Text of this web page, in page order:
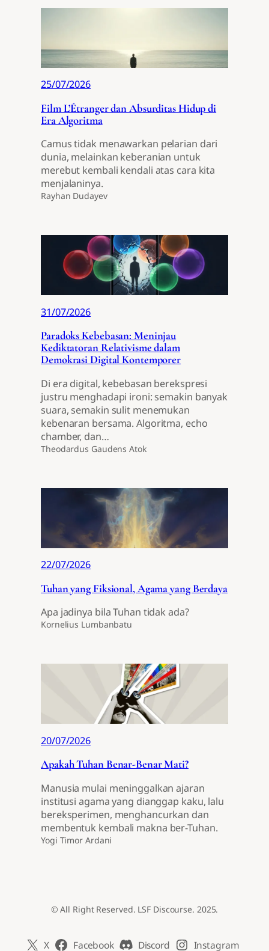
25/07/2026
Film L’Étranger dan Absurditas Hidup di
Era Algoritma
Camus tidak menawarkan pelarian dari
dunia, melainkan keberanian untuk
merebut kembali kendali atas cara kita
menjalaninya.
Rayhan Dudayev
31/07/2026
Paradoks Kebebasan: Meninjau
Kediktatoran Relativisme dalam
Demokrasi Digital Kontemporer
Di era digital, kebebasan berekspresi
justru menghadapi ironi: semakin banyak
suara, semakin sulit menemukan
kebenaran bersama. Algoritma, echo
chamber, dan…
Theodardus Gaudens Atok
22/07/2026
Tuhan yang Fiksional, Agama yang Berdaya
Apa jadinya bila Tuhan tidak ada?
Kornelius Lumbanbatu
20/07/2026
Apakah Tuhan Benar-Benar Mati?
Manusia mulai meninggalkan ajaran
institusi agama yang dianggap kaku, lalu
bereksperimen, menghancurkan dan
membentuk kembali makna ber-Tuhan.
Yogi Timor Ardani
© All Right Reserved. LSF Discourse. 2025.
X Facebook Discord Instagram